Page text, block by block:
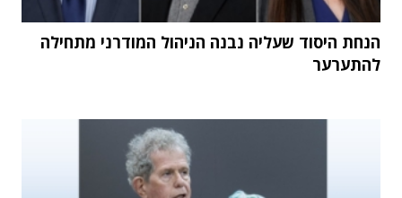
הנחת היסוד שעליה נבנה הניהול המודרני מתחילה
להתערער